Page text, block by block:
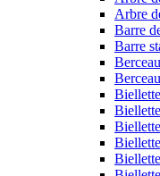
Arbre
Barre
Barre